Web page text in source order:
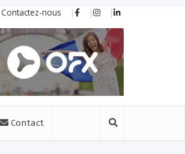
Contactez-nous
Contact